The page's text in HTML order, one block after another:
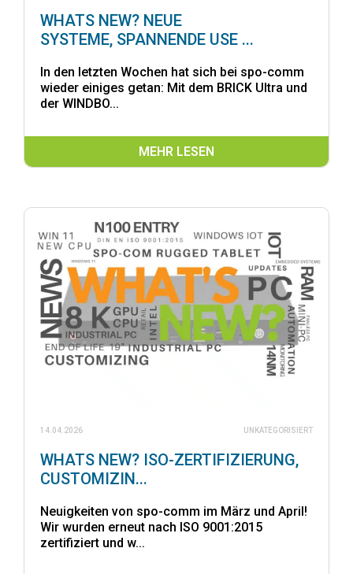
WHATS NEW? NEUE
SYSTEME, SPANNENDE USE ...
In den letzten Wochen hat sich bei spo-comm
wieder einiges getan: Mit dem BRICK Ultra und
der WINDBO...
MEHR LESEN
14.04.2026 UNKATEGORISIERT
WHATS NEW? ISO-ZERTIFIZIERUNG,
CUSTOMIZIN...
Neuigkeiten von spo-comm im März und April!
Wir wurden erneut nach ISO 9001:2015
zertifiziert und w...